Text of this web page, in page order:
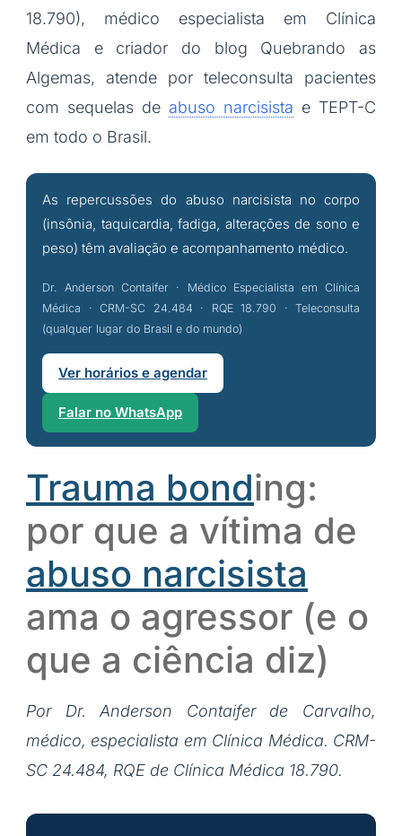
18.790), médico especialista em Clínica
Médica e criador do blog Quebrando as
Algemas, atende por teleconsulta pacientes
com sequelas de abuso narcisista e TEPT-C
em todo o Brasil.
As repercussões do abuso narcisista no corpo
(insônia, taquicardia, fadiga, alterações de sono e
peso) têm avaliação e acompanhamento médico.
Dr. Anderson Contaifer · Médico Especialista em Clínica
Médica · CRM-SC 24.484 · RQE 18.790 · Teleconsulta
(qualquer lugar do Brasil e do mundo)
Ver horários e agendar
Falar no WhatsApp
Trauma bonding:
por que a vítima de
abuso narcisista
ama o agressor (e o
que a ciência diz)
Por Dr. Anderson Contaifer de Carvalho,
médico, especialista em Clínica Médica. CRM-
SC 24.484, RQE de Clínica Médica 18.790.